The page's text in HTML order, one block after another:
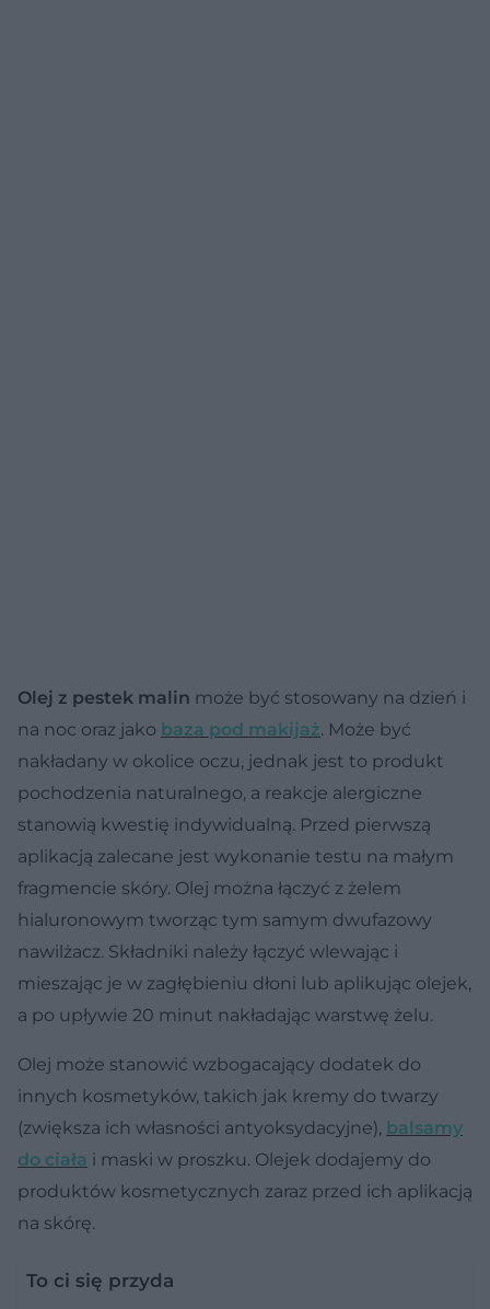
Olej z pestek malin może być stosowany na dzień i
na noc oraz jako baza pod makijaż. Może być
nakładany w okolice oczu, jednak jest to produkt
pochodzenia naturalnego, a reakcje alergiczne
stanowią kwestię indywidualną. Przed pierwszą
aplikacją zalecane jest wykonanie testu na małym
fragmencie skóry. Olej można łączyć z żelem
hialuronowym tworząc tym samym dwufazowy
nawilżacz. Składniki należy łączyć wlewając i
mieszając je w zagłębieniu dłoni lub aplikując olejek,
a po upływie 20 minut nakładając warstwę żelu.
Olej może stanowić wzbogacający dodatek do
innych kosmetyków, takich jak kremy do twarzy
(zwiększa ich własności antyoksydacyjne), balsamy
do ciała i maski w proszku. Olejek dodajemy do
produktów kosmetycznych zaraz przed ich aplikacją
na skórę.
To ci się przyda